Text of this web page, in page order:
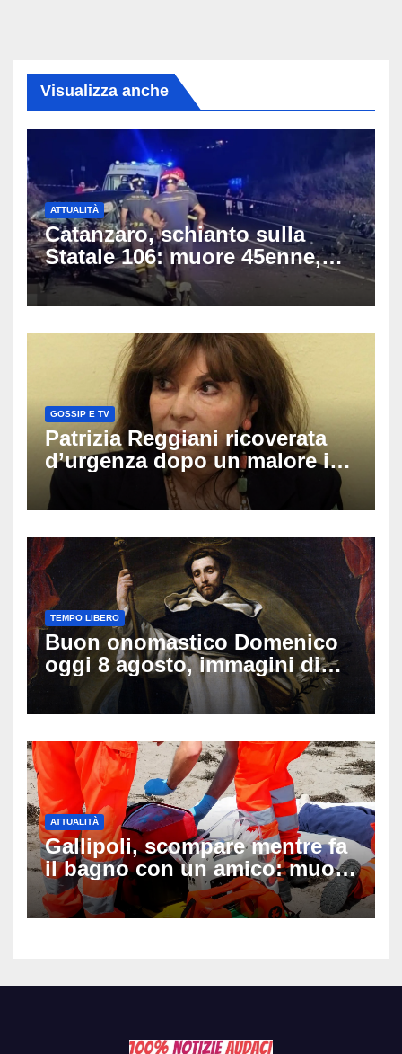
Visualizza anche
ATTUALITÀ
Catanzaro, schianto sulla
Statale 106: muore 45enne,
coinvolti un’auto, un suv e
una moto
GOSSIP E TV
Patrizia Reggiani ricoverata
d’urgenza dopo un malore in
vacanza: come sta oggi l’ex
Lady Gucci
TEMPO LIBERO
Buon onomastico Domenico
oggi 8 agosto, immagini di
auguri da condividere
ATTUALITÀ
Gallipoli, scompare mentre fa
il bagno con un amico: muore
a 19 anni dopo 45 minuti di
disperati tentativi di